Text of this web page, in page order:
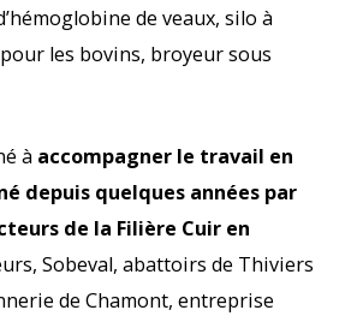
de veaux, silo à
les bovins, broyeur sous
à accompagner le travail en
depuis quelques années par
de la Filière Cuir en
Sobeval, abattoirs de Thiviers
de Chamont, entreprise